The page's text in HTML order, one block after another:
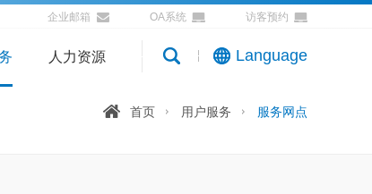
企业邮箱 OA系统 访客预约
Language
人力资源
首页 用户服务 服务网点